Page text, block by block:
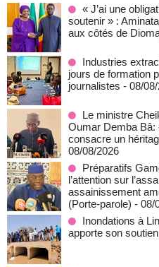
« J’ai une
soutenir » :
aux côtés de
Industries
jours de formation
journalistes - 08/
Le ministre
Oumar Demba Bâ:
consacre un
08/08/2026
Préparatifs
l’attention sur
assainissement
(Porte-parole) - 08/
Inondations à
apporte son